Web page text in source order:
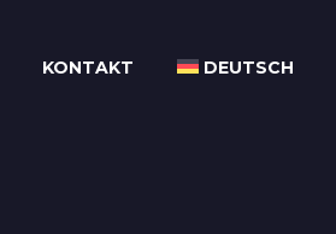
KONTAKT DEUTSCH